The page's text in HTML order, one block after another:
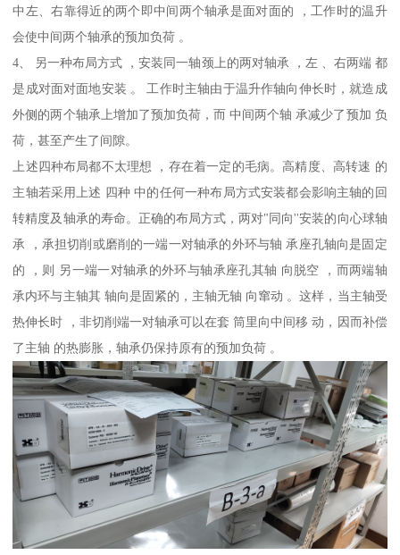
中左、右靠得近的两个即中间两个轴承是面对面的 ，工作时的温升
会使中间两个轴承的预加负荷 。
4、 另一种布局方式 ，安装同一轴颈上的两对轴承 ，左 、右两端 都
是成对面对面地安装 。 工作时主轴由于温升作轴向伸长时，就造成
外侧的两个轴承上增加了预加负荷，而 中间两个轴 承减少了预加 负
荷，甚至产生了间隙。
上述四种布局都不太理想 ，存在着一定的毛病。高精度、高转速 的
主轴若采用上述 四种 中的任何一种布局方式安装都会影响主轴的回
转精度及轴承的寿命。正确的布局方式，两对"同向''安装的向心球轴
承 ，承担切削或磨削的一端一对轴承的外环与轴 承座孔轴向是固定
的 ，则 另一端一对轴承的外环与轴承座孔其轴 向脱空 ，而两端轴
承内环与主轴其 轴向是固紧的，主轴无轴 向窜动 。这样，当主轴受
热伸长时 ，非切削端一对轴承可以在套 筒里向中间移 动，因而补偿
了主轴 的热膨胀，轴承仍保持原有的预加负荷 。